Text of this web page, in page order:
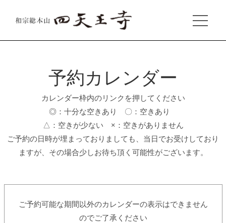
予約カレンダー
カレンダー枠内のリンクを押してください
◎：十分な空きあり 〇：空きあり
△：空きが少ない ×：空きがありません
ご予約の日時が埋まっておりましても、当日でお受けしており
ますが、その場合少しお待ち頂く可能性がございます。
ご予約可能な期間以外のカレンダーの表示はできません
のでご了承ください